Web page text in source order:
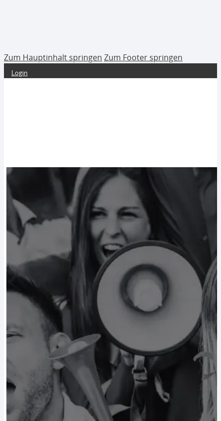
Zum Hauptinhalt springen Zum Footer springen
Login
Shop by Team
Alle Vereine
ASK Bad Fischau-Brunn Fanshop
BRG Gröhrmühlgasse Fanshop
NSG Steinfeld Fanshop
SC Lichtenwörth Fanshop
SG Bucklige Welt Fanshop
VCU Wiener Neustadt Fanshop
Kontakt
Shop by Team
Alle Vereine
ASK Bad Fischau-Brunn Fanshop